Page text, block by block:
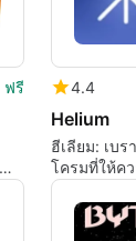
ฟรี 4.4
Helium
ฮีเลียม: เบร
โครมที่ให้ค
ส่วนตัวสำห
ชอบความเ
และผู้ใช้ที่มี